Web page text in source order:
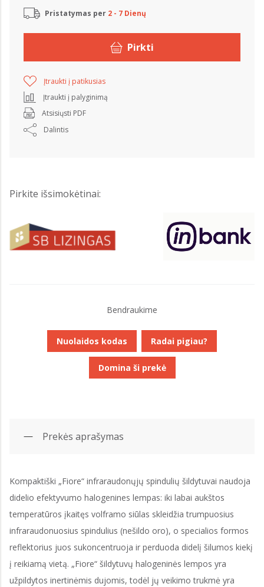
Pristatymas per 2 - 7 Dienų
Pirkti
Įtraukti į patikusias
Įtraukti į palyginimą
Atsisiųsti PDF
Dalintis
Pirkite išsimokėtinai:
Bendraukime
Nuolaidos kodas Radai pigiau?
Domina ši prekė
Prekės aprašymas
Kompaktiški „Fiore“ infraraudonųjų spindulių šildytuvai naudoja
didelio efektyvumo halogenines lempas: iki labai aukštos
temperatūros įkaitęs volframo siūlas skleidžia trumpuosius
infraraudonuosius spindulius (nešildo oro), o specialios formos
reflektorius juos sukoncentruoja ir perduoda didelį šilumos kiekį
į reikiamą vietą. „Fiore“ šildytuvų halogeninės lempos yra
užpildytos inertinėmis dujomis, todėl jų veikimo trukmė yra